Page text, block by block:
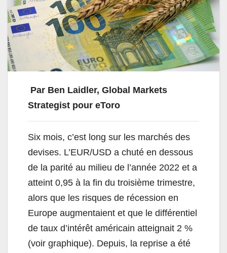
Par Ben Laidler, Global Markets
Strategist pour eToro
Six mois, c’est long sur les marchés des
devises. L’EUR/USD a chuté en dessous
de la parité au milieu de l’année 2022 et a
atteint 0,95 à la fin du troisième trimestre,
alors que les risques de récession en
Europe augmentaient et que le différentiel
de taux d’intérêt américain atteignait 2 %
(voir graphique). Depuis, la reprise a été